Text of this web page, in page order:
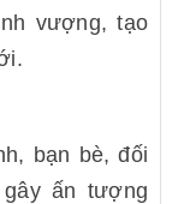
vượng, tạo
bạn bè, đối
ấn tượng